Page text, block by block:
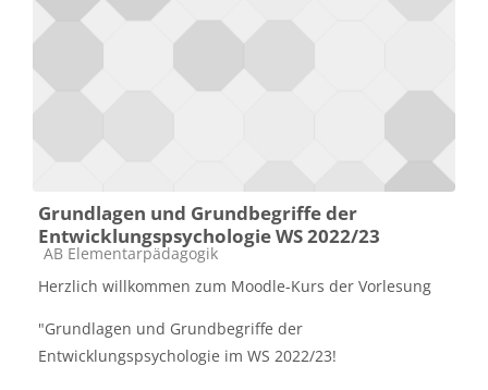
Grundlagen und Grundbegriffe der
Entwicklungspsychologie WS 2022/23
Kategorija predmeta
AB Elementarpädagogik
Herzlich willkommen zum Moodle-Kurs der Vorlesung
"Grundlagen und Grundbegriffe der
Entwicklungspsychologie im WS 2022/23!